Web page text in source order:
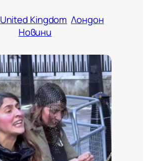
United Kingdom Лондон
Новини